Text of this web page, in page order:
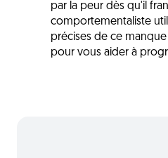
par la peur dès qu'il
comportementaliste
précises de ce
pour vous aider à